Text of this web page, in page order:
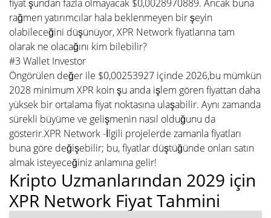
fiyat şundan fazla olmayacak $0,0028970889. Ancak buna
rağmen yatırımcılar hala beklenmeyen bir şeyin
olabileceğini düşünüyor, XPR Network fiyatlarına tam
olarak ne olacağını kim bilebilir?
#3 Wallet Investor
Öngörülen değer ile $0,00253927 içinde 2026,bu mümkün
2028 minimum XPR koin şu anda işlem gören fiyattan daha
yüksek bir ortalama fiyat noktasına ulaşabilir. Aynı zamanda
sürekli büyüme ve gelişmenin nasıl olduğunu da
gösterir.XPR Network -İlgili projelerde zamanla fiyatları
buna göre değişebilir; bu, fiyatlar düştüğünde onları satın
almak isteyeceğiniz anlamına gelir!
Kripto Uzmanlarından 2029 için
XPR Network Fiyat Tahmini